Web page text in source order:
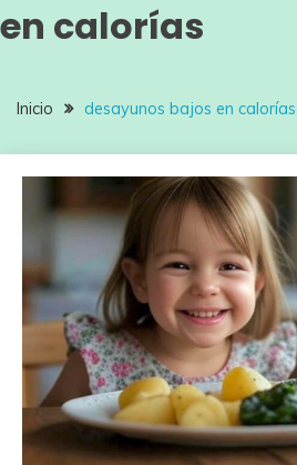
en calorías
Inicio desayunos bajos en calorías